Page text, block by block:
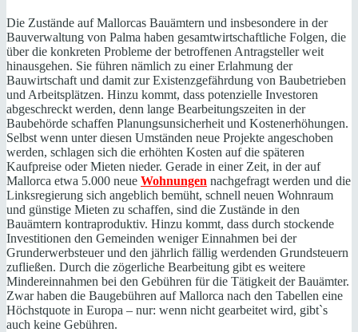
Die Zustände auf Mallorcas Bauämtern und insbesondere in der
Bauverwaltung von Palma haben gesamtwirtschaftliche Folgen, die
über die konkreten Probleme der betroffenen Antragsteller weit
hinausgehen. Sie führen nämlich zu einer Erlahmung der
Bauwirtschaft und damit zur Existenzgefährdung von Baubetrieben
und Arbeitsplätzen. Hinzu kommt, dass potenzielle Investoren
abgeschreckt werden, denn lange Bearbeitungszeiten in der
Baubehörde schaffen Planungsunsicherheit und Kostenerhöhungen.
Selbst wenn unter diesen Umständen neue Projekte angeschoben
werden, schlagen sich die erhöhten Kosten auf die späteren
Kaufpreise oder Mieten nieder. Gerade in einer Zeit, in der auf
Mallorca etwa 5.000 neue Wohnungen nachgefragt werden und die
Linksregierung sich angeblich bemüht, schnell neuen Wohnraum
und günstige Mieten zu schaffen, sind die Zustände in den
Bauämtern kontraproduktiv. Hinzu kommt, dass durch stockende
Investitionen den Gemeinden weniger Einnahmen bei der
Grunderwerbsteuer und den jährlich fällig werdenden Grundsteuern
zufließen. Durch die zögerliche Bearbeitung gibt es weitere
Mindereinnahmen bei den Gebühren für die Tätigkeit der Bauämter.
Zwar haben die Baugebühren auf Mallorca nach den Tabellen eine
Höchstquote in Europa – nur: wenn nicht gearbeitet wird, gibt`s
auch keine Gebühren.